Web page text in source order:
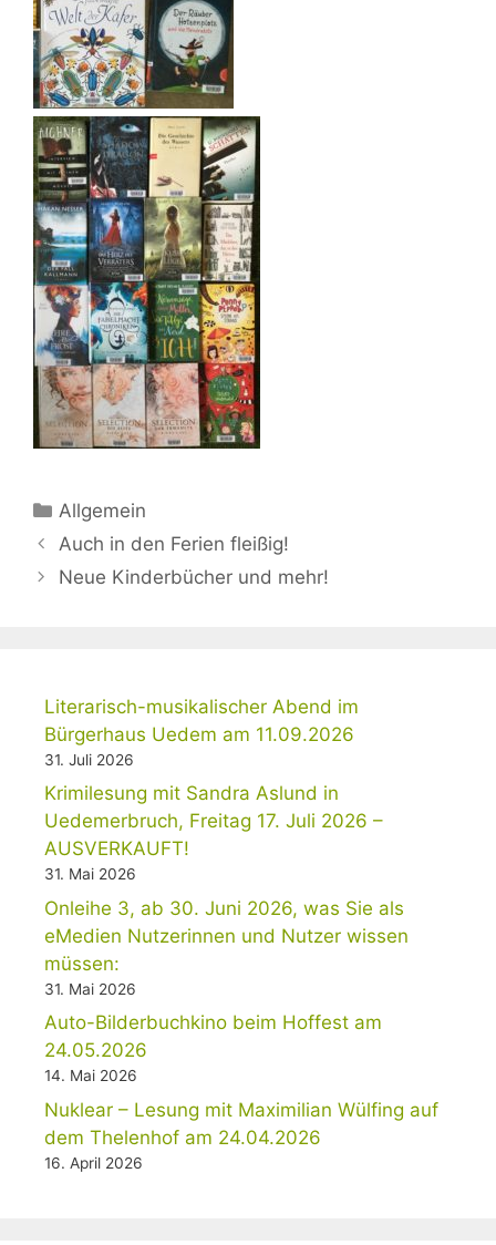
Kategorien
Allgemein
Auch in den Ferien fleißig!
Neue Kinderbücher und mehr!
Literarisch-musikalischer Abend im
Bürgerhaus Uedem am 11.09.2026
31. Juli 2026
Krimilesung mit Sandra Aslund in
Uedemerbruch, Freitag 17. Juli 2026 –
AUSVERKAUFT!
31. Mai 2026
Onleihe 3, ab 30. Juni 2026, was Sie als
eMedien Nutzerinnen und Nutzer wissen
müssen:
31. Mai 2026
Auto-Bilderbuchkino beim Hoffest am
24.05.2026
14. Mai 2026
Nuklear – Lesung mit Maximilian Wülfing auf
dem Thelenhof am 24.04.2026
16. April 2026